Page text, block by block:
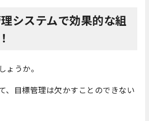
システムで効果的な組
ょうか。
、目標管理は欠かすことのできない